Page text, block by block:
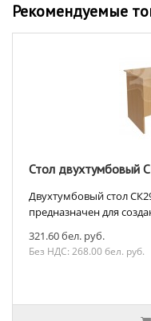
Рекомендуемые
Стол двухтумбовый
Двухтумбовый стол
предназначен для
321.60 бел. руб.
Без НДС: 268.00 бел. руб.